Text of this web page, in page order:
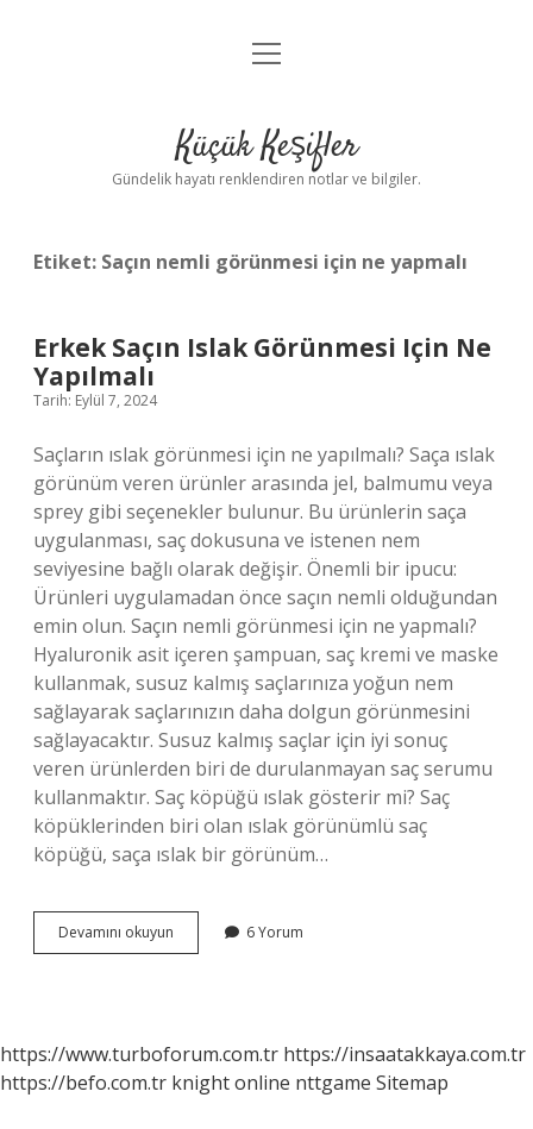
Anasayfa
Yasal Uyarı
menüyü
Küçük Keşifler
Gündelik hayatı renklendiren notlar ve bilgiler.
Etiket: Saçın nemli görünmesi için ne yapmalı
Erkek Saçın Islak Görünmesi Için Ne
Yapılmalı
Tarih: Eylül 7, 2024
Saçların ıslak görünmesi için ne yapılmalı? Saça ıslak
görünüm veren ürünler arasında jel, balmumu veya
sprey gibi seçenekler bulunur. Bu ürünlerin saça
uygulanması, saç dokusuna ve istenen nem
seviyesine bağlı olarak değişir. Önemli bir ipucu:
Ürünleri uygulamadan önce saçın nemli olduğundan
emin olun. Saçın nemli görünmesi için ne yapmalı?
Hyaluronik asit içeren şampuan, saç kremi ve maske
kullanmak, susuz kalmış saçlarınıza yoğun nem
sağlayarak saçlarınızın daha dolgun görünmesini
sağlayacaktır. Susuz kalmış saçlar için iyi sonuç
veren ürünlerden biri de durulanmayan saç serumu
kullanmaktır. Saç köpüğü ıslak gösterir mi? Saç
köpüklerinden biri olan ıslak görünümlü saç
köpüğü, saça ıslak bir görünüm…
Devamını okuyun
Saçın
Yapılmalı
6 Yorum
https://www.turboforum.com.tr https://insaatakkaya.com.tr
https://befo.com.tr knight online nttgame Sitemap